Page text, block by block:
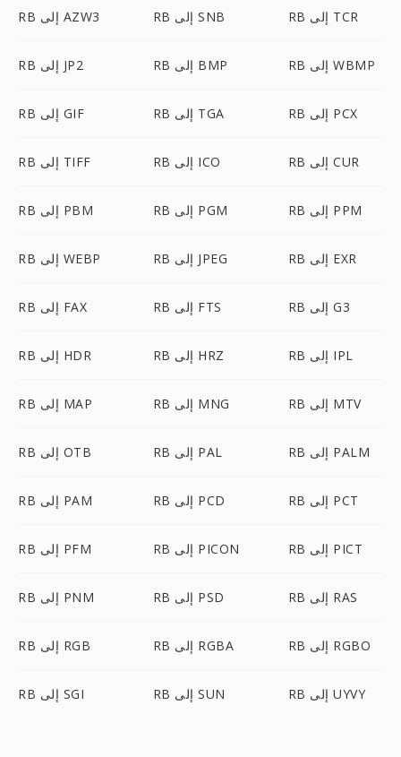
RB إلى AZW3 RB إلى SNB RB إلى TCR
RB إلى JP2 RB إلى BMP RB إلى WBMP
RB إلى GIF RB إلى TGA RB إلى PCX
RB إلى TIFF RB إلى ICO RB إلى CUR
RB إلى PBM RB إلى PGM RB إلى PPM
RB إلى WEBP RB إلى JPEG RB إلى EXR
RB إلى FAX RB إلى FTS RB إلى G3
RB إلى HDR RB إلى HRZ RB إلى IPL
RB إلى MAP RB إلى MNG RB إلى MTV
RB إلى OTB RB إلى PAL RB إلى PALM
RB إلى PAM RB إلى PCD RB إلى PCT
RB إلى PFM RB إلى PICON RB إلى PICT
RB إلى PNM RB إلى PSD RB إلى RAS
RB إلى RGB RB إلى RGBA RB إلى RGBO
RB إلى SGI RB إلى SUN RB إلى UYVY